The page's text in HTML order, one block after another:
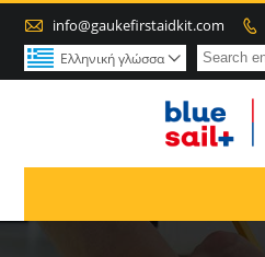
 info@gaukefirstaidkit.com 
Ελληνική γλώσσα 